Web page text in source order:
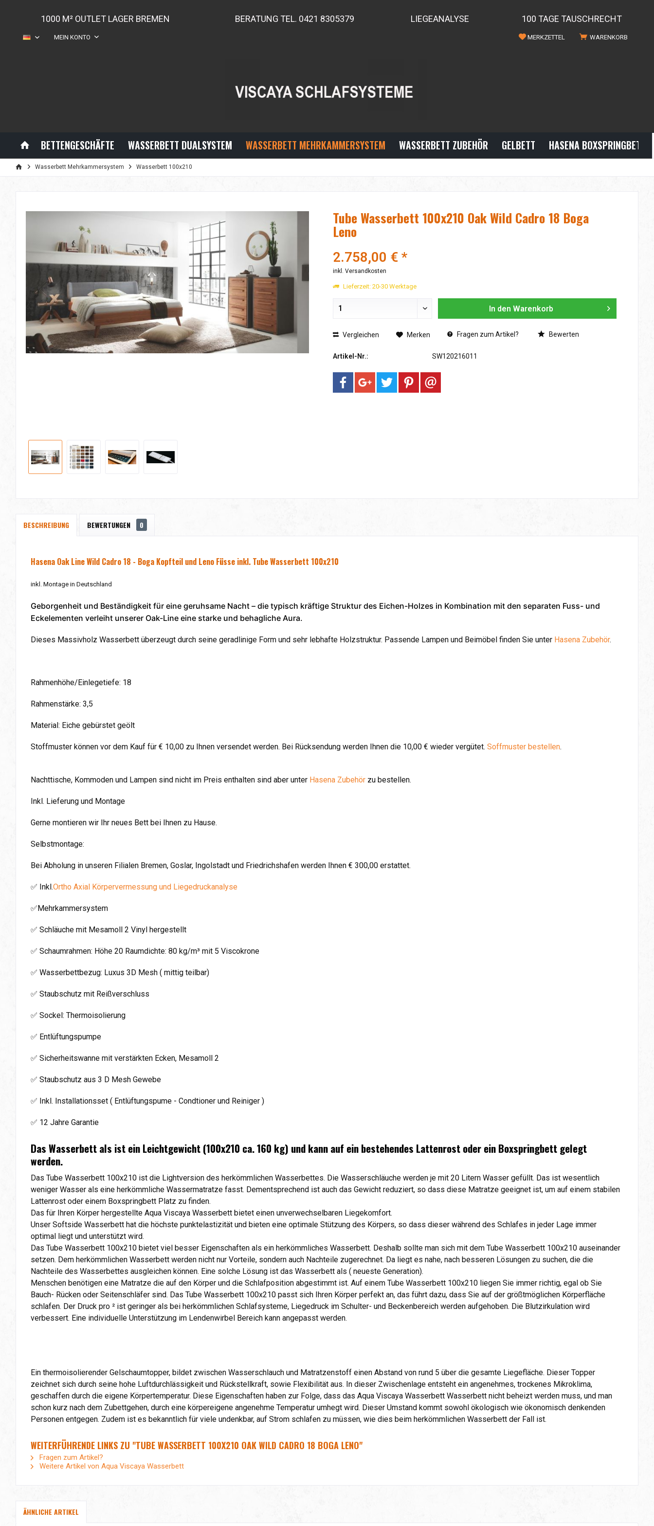
1000 M² OUTLET LAGER BREMEN BERATUNG TEL. 0421 8305379 LIEGEANALYSE 100 TAGE TAUSCHRECHT
WARENKORB
MERKZETTEL
MEIN KONTO
BETTENGESCHÄFTE WASSERBETT DUALSYSTEM WASSERBETT MEHRKAMMERSYSTEM WASSERBETT ZUBEHÖR GELBETT HASENA
Wasserbett Mehrkammersystem Wasserbett 100x210
Tube Wasserbett 100x210 Oak Wild Cadro 18 Boga
Leno
2.758,00 € *
inkl. Versandkosten
Lieferzeit: 20-30 Werktage
In den Warenkorb
Vergleichen Merken Fragen zum Artikel? Bewerten
Artikel-Nr.: SW120216011
BESCHREIBUNG BEWERTUNGEN 0
Hasena Oak Line Wild Cadro 18 - Boga Kopfteil und Leno Füsse inkl. Tube Wasserbett 100x210
inkl. Montage in Deutschland
Geborgenheit und Beständigkeit für eine geruhsame Nacht – die typisch kräftige Struktur des Eichen-Holzes in Kombination mit den separaten Fuss- und
Eckelementen verleiht unserer Oak-Line eine starke und behagliche Aura.
Dieses Massivholz Wasserbett überzeugt durch seine geradlinige Form und sehr lebhafte Holzstruktur. Passende Lampen und Beimöbel finden Sie unter Hasena Zubehör.
Rahmenhöhe/Einlegetiefe: 18
Rahmenstärke: 3,5
Material: Eiche gebürstet geölt
Stoffmuster können vor dem Kauf für € 10,00 zu Ihnen versendet werden. Bei Rücksendung werden Ihnen die 10,00 € wieder vergütet. Soffmuster bestellen.
Nachttische, Kommoden und Lampen sind nicht im Preis enthalten sind aber unter Hasena Zubehör zu bestellen.
Inkl. Lieferung und Montage
Gerne montieren wir Ihr neues Bett bei Ihnen zu Hause.
Selbstmontage:
Bei Abholung in unseren Filialen Bremen, Goslar, Ingolstadt und Friedrichshafen werden Ihnen € 300,00 erstattet.
✅ Inkl.Ortho Axial Körpervermessung und Liegedruckanalyse
✅Mehrkammersystem
✅ Schläuche mit Mesamoll 2 Vinyl hergestellt
✅ Schaumrahmen: Höhe 20 Raumdichte: 80 kg/m³ mit 5 Viscokrone
✅ Wasserbettbezug: Luxus 3D Mesh ( mittig teilbar)
✅ Staubschutz mit Reißverschluss
✅ Sockel: Thermoisolierung
✅ Entlüftungspumpe
✅ Sicherheitswanne mit verstärkten Ecken, Mesamoll 2
✅ Staubschutz aus 3 D Mesh Gewebe
✅ Inkl. Installationsset ( Entlüftungspume - Condtioner und Reiniger )
✅ 12 Jahre Garantie
Das Wasserbett als ist ein Leichtgewicht (100x210 ca. 160 kg) und kann auf ein bestehendes Lattenrost oder ein Boxspringbett gelegt
werden.
Das Tube Wasserbett 100x210 ist die Lightversion des herkömmlichen Wasserbettes. Die Wasserschläuche werden je mit 20 Litern Wasser gefüllt. Das ist wesentlich
weniger Wasser als eine herkömmliche Wassermatratze fasst. Dementsprechend ist auch das Gewicht reduziert, so dass diese Matratze geeignet ist, um auf einem stabilen
Lattenrost oder einem Boxspringbett Platz zu finden.
Das für Ihren Körper hergestellte Aqua Viscaya Wasserbett bietet einen unverwechselbaren Liegekomfort.
Unser Softside Wasserbett hat die höchste punktelastizität und bieten eine optimale Stützung des Körpers, so dass dieser während des Schlafes in jeder Lage immer
optimal liegt und unterstützt wird.
Das Tube Wasserbett 100x210 bietet viel besser Eigenschaften als ein herkömmliches Wasserbett. Deshalb sollte man sich mit dem Tube Wasserbett 100x210 auseinander
setzen. Dem herkömmlichen Wasserbett werden nicht nur Vorteile, sondern auch Nachteile zugerechnet. Da liegt es nahe, nach besseren Lösungen zu suchen, die die
Nachteile des Wasserbettes ausgleichen können. Eine solche Lösung ist das Wasserbett als ( neueste Generation).
Menschen benötigen eine Matratze die auf den Körper und die Schlafposition abgestimmt ist. Auf einem Tube Wasserbett 100x210 liegen Sie immer richtig, egal ob Sie
Bauch- Rücken oder Seitenschläfer sind. Das Tube Wasserbett 100x210 passt sich Ihren Körper perfekt an, das führt dazu, dass Sie auf der größtmöglichen Körperfläche
schlafen. Der Druck pro ² ist geringer als bei herkömmlichen Schlafsysteme, Liegedruck im Schulter- und Beckenbereich werden aufgehoben. Die Blutzirkulation wird
verbessert. Eine individuelle Unterstützung im Lendenwirbel Bereich kann angepasst werden.
Ein thermoisolierender Gelschaumtopper, bildet zwischen Wasserschlauch und Matratzenstoff einen Abstand von rund 5 über die gesamte Liegefläche. Dieser Topper
zeichnet sich durch seine hohe Luftdurchlässigkeit und Rückstellkraft, sowie Flexibilität aus. In dieser Zwischenlage entsteht ein angenehmes, trockenes Mikroklima,
geschaffen durch die eigene Körpertemperatur. Diese Eigenschaften haben zur Folge, dass das Aqua Viscaya Wasserbett Wasserbett nicht beheizt werden muss, und man
schon kurz nach dem Zubettgehen, durch eine körpereigene angenehme Temperatur umhegt wird. Dieser Umstand kommt sowohl ökologisch wie ökonomisch denkenden
Personen entgegen. Zudem ist es bekanntlich für viele undenkbar, auf Strom schlafen zu müssen, wie dies beim herkömmlichen Wasserbett der Fall ist.
WEITERFÜHRENDE LINKS ZU "TUBE WASSERBETT 100X210 OAK WILD CADRO 18 BOGA LENO"
Fragen zum Artikel?
Weitere Artikel von Aqua Viscaya Wasserbett
ÄHNLICHE ARTIKEL